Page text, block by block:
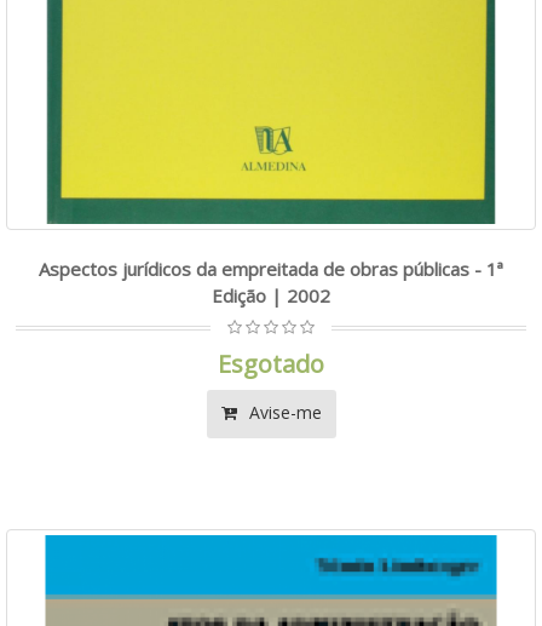
Aspectos jurídicos da empreitada de obras públicas - 1ª
Edição | 2002
Esgotado
Avise-me